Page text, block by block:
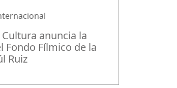
anuncia la
Fondo Fílmico de la
Ruiz